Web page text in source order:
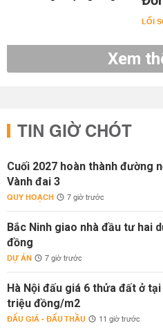
LỐI
Xem
TIN GIỜ CHÓT
Cuối 2027 hoàn thành đường
Vành đai 3
QUY HOẠCH 7 giờ trước
Bắc Ninh giao nhà đầu tư hai
đồng
DỰ ÁN 7 giờ trước
Hà Nội đấu giá 6 thửa đất ở
triệu đồng/m2
ĐẤU GIÁ - ĐẤU THẦU 11 giờ trước